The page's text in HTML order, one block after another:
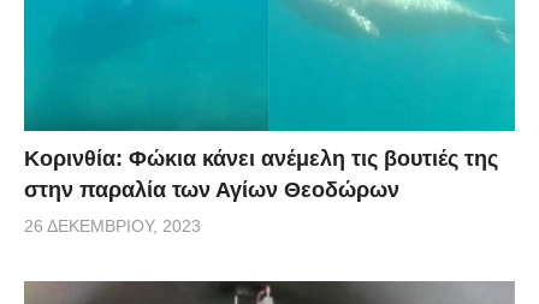
Κορινθία: Φώκια κάνει ανέμελη τις βουτιές της
στην παραλία των Αγίων Θεοδώρων
26 ΔΕΚΕΜΒΡΊΟΥ, 2023